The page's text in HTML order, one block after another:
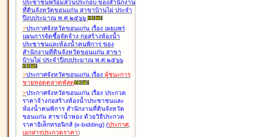
ประชาชนพร้อมส่วนประกอบ ของสำนักงาน
ที่ดินจังหวัดขอนแก่น สาขาบ้านไผ่ ประจำ
ปีงบประมาณ พ.ศ.๒๕๖๖
>ประกาศจังหวัดขอนแก่น เรื่อง เผยแพร่
แผนการจัดซื้อจัดจ้าง ก่อสร้างห้องน้ำ
ประชาชนและห้องน้ำคนพิการ ของ
สำนักงานที่ดินจังหวัดขอนแก่น สาขา
บ้านไผ่ ประจำปีงบประมาณ พ.ศ.๒๕๖๖
>ประกาศจังหวัดขอนแก่น เรื่อง ผู้ชนะการ
ขายทอดตลาดพัสดุ
>ประกาศจังหวัดขอนแก่น เรื่อง ประกวด
ราคาจ้างก่อสร้างห้องน้ำประชาชนและ
ห้องน้ำคนพิการ สำนักงานที่ดินจังหวัด
ขอนแก่น สาขาน้ำพอง ด้วยวิธีประกวด
ราคาอิเล็กทรอนิกส์ (e-bidding) (ประกาศ,
เอกสารประกวดราคา)